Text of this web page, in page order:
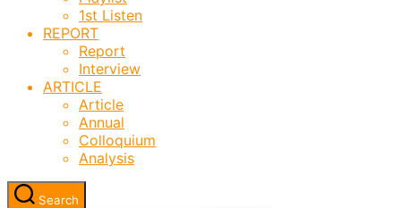
1st Listen
REPORT
Report
Interview
ARTICLE
Article
Annual
Colloquium
Analysis
Search